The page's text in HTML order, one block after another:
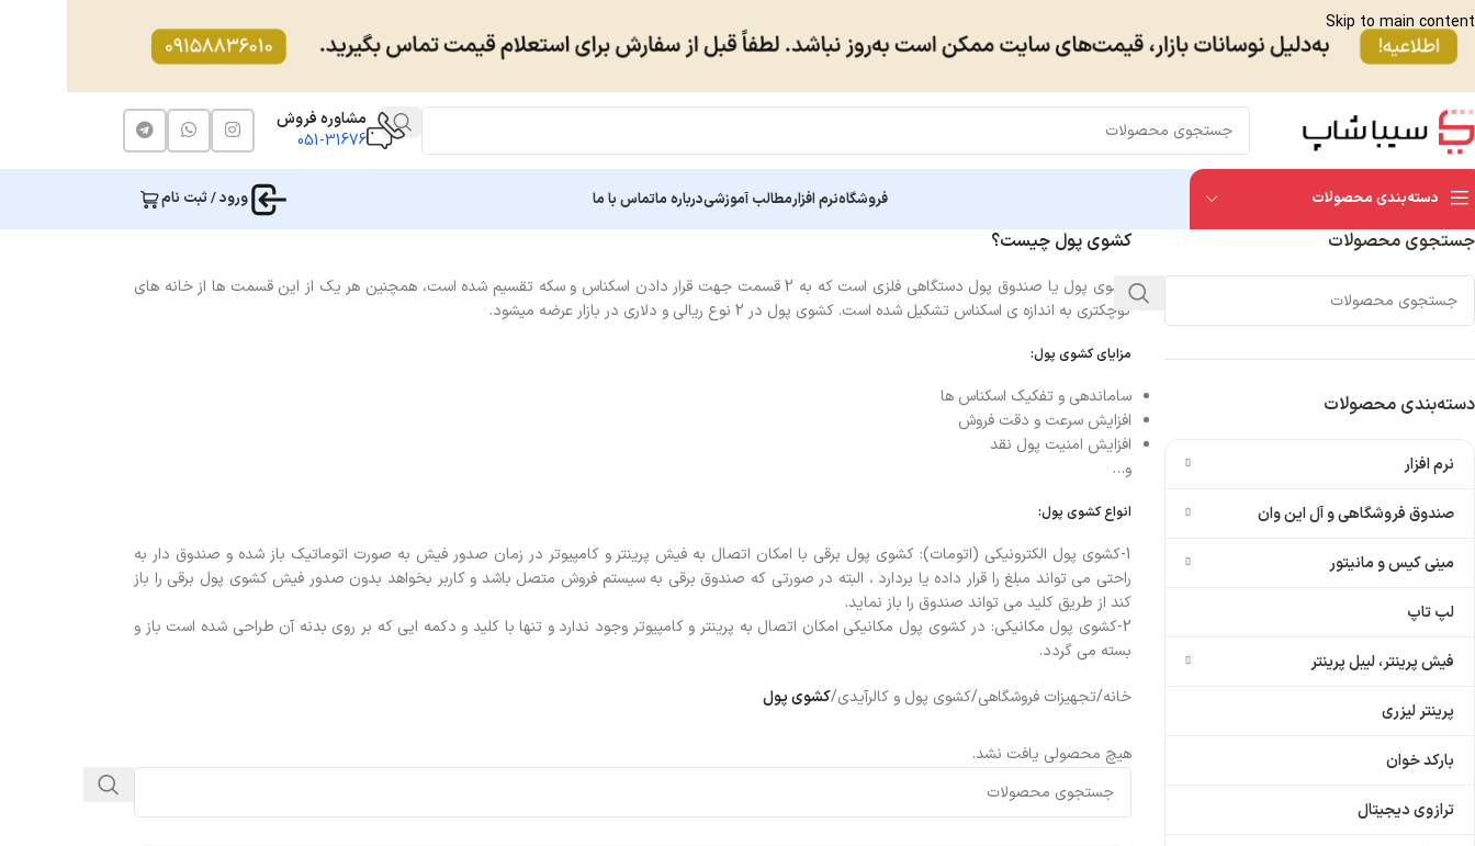
Skip to main content
مشاوره فروش
051-31676
دسته‌بندی محصولات فروشگاهنرم افزارمطالب آموزشیدرباره ماتماس با ما ورود / ثبت نام
جستجوی محصولات
دسته‌بندی محصولات
نرم افزار
صندوق فروشگاهی و آل این وان
مینی کیس و مانیتور
لپ تاپ
فیش پرینتر، لیبل پرینتر
پرینتر لیزری
بارکد خوان
ترازوی دیجیتال
کشوی پول چیست؟
کشوی پول یا صندوق پول دستگاهی فلزی است که به 2 قسمت جهت قرار دادن اسکناس و سکه تقسیم شده است، همچنین هر یک از این قسمت ها از خانه های
کوچکتری به اندازه ی اسکناس تشکیل شده است. کشوی پول در 2 نوع ریالی و دلاری در بازار عرضه میشود.
مزایای کشوی پول:
ساماندهی و تفکیک اسکناس ها
افزایش سرعت و دقت فروش
افزایش امنیت پول نقد
و…
انواع کشوی پول:
1-کشوی پول الکترونیکی (اتومات): کشوی پول برقی با امکان اتصال به فیش پرینتر و کامپیوتر در زمان صدور فیش به صورت اتوماتیک باز شده و صندوق دار به
راحتی می تواند مبلغ را قرار داده یا بردارد ، البته در صورتی که صندوق برقی به سیستم فروش متصل باشد و کاربر بخواهد بدون صدور فیش کشوی پول برقی را باز
کند از طریق کلید می تواند صندوق را باز نماید.
2-کشوی پول مکانیکی: در کشوی پول مکانیکی امکان اتصال به پرینتر و کامپیوتر وجود ندارد و تنها با کلید و دکمه ایی که بر روی بدنه آن طراحی شده است باز و
بسته می گردد.
خانه/تجهیزات فروشگاهی/کشوی پول و کالرآیدی/کشوی پول
هیچ محصولی یافت نشد.